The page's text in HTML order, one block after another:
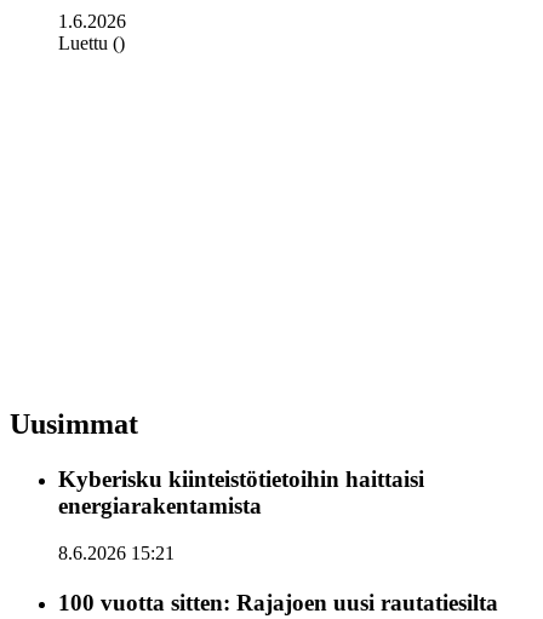
1.6.2026
Luettu ()
Uusimmat
Kyberisku kiinteistötietoihin haittaisi
energiarakentamista
8.6.2026 15:21
100 vuotta sitten: Rajajoen uusi rautatiesilta